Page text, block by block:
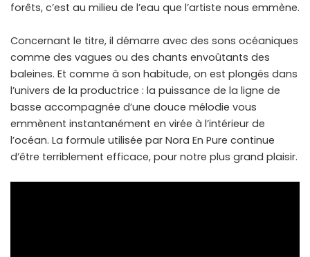
forêts, c’est au milieu de l’eau que l’artiste nous emmène.
Concernant le titre, il démarre avec des sons océaniques
comme des vagues ou des chants envoûtants des
baleines. Et comme à son habitude, on est plongés dans
l’univers de la productrice : la puissance de la ligne de
basse accompagnée d’une douce mélodie vous
emmènent instantanément en virée à l’intérieur de
l’océan. La formule utilisée par Nora En Pure continue
d’être terriblement efficace, pour notre plus grand plaisir.